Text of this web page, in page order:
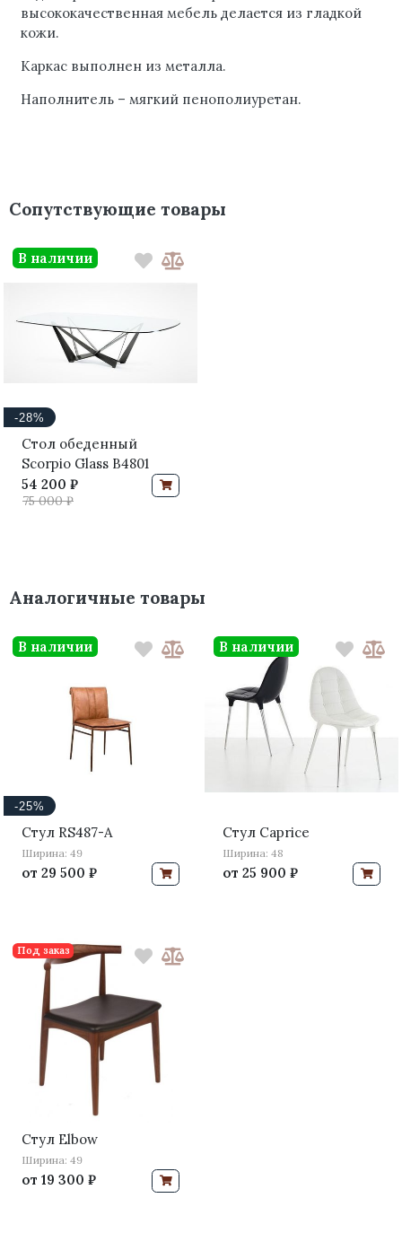
высококачественная мебель делается из гладкой
кожи.
Каркас выполнен из металла.
Наполнитель – мягкий пенополиуретан.
Сопутствующие товары
-28%
Стол обеденный
Scorpio Glass B4801
54 200 ₽
75 000 ₽
В наличии
Аналогичные товары
-25%
Стул RS487-A
Ширина: 49
от 29 500 ₽
В наличии
Стул Caprice
Ширина: 48
от 25 900 ₽
В наличии
Стул Elbow
Ширина: 49
от 19 300 ₽
Под заказ